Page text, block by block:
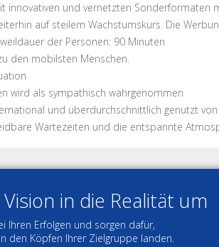
innovativen und vernetzten
auf steilem Wachstumskurs. Die
der Personen: 90 Minuten
den mobilsten Menschen.
wird als sympathisch wahrgenommen
und überdurchschnittlich genutzt
Wartezeiten und die entspannte
in die Realität um
Ihren Erfolgen und sorgen dafür,
den Köpfen Ihrer Zielgruppe landen.